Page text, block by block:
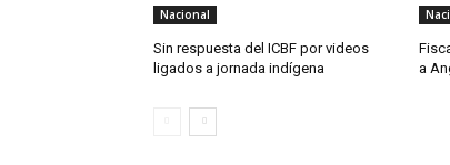
Nacional
Sin respuesta del ICBF por videos
ligados a jornada indígena
a